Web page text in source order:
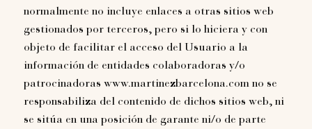
normalmente no incluye enlaces a otras sitios web
gestionados por terceros, pero si lo hiciera y con
objeto de facilitar el acceso del Usuario a la
información de entidades colaboradoras y/o
patrocinadoras www.martinezbarcelona.com no se
responsabiliza del contenido de dichos sitios web, ni
se sitúa en una posición de garante ni/o de parte